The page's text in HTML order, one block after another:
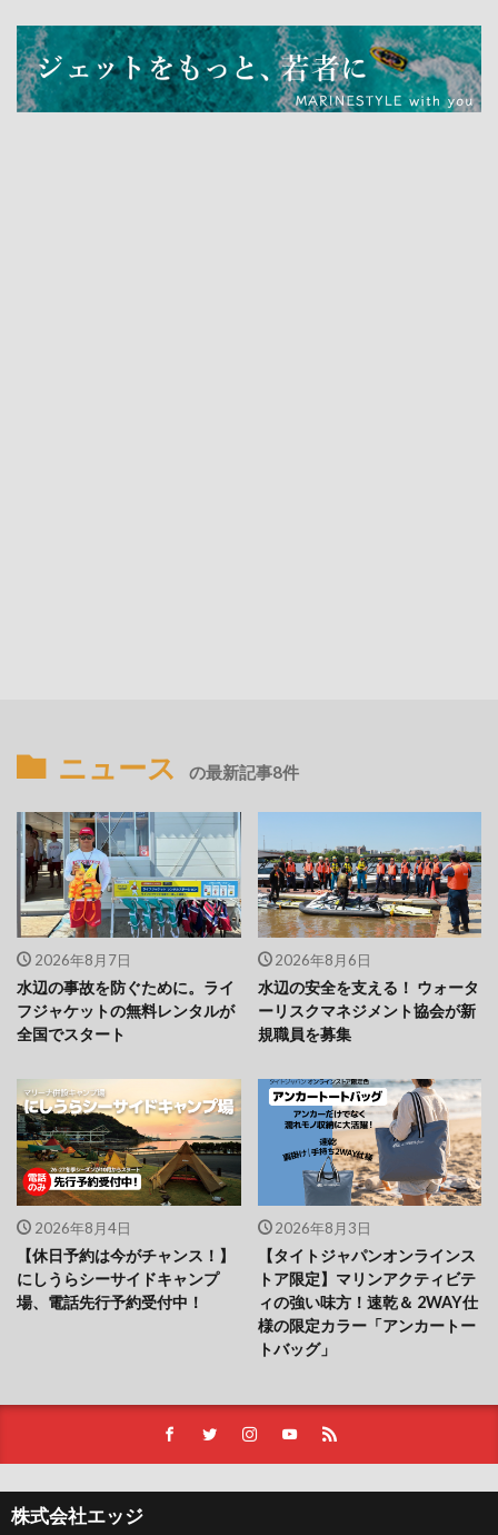
ニュース の最新記事8件
2026年8月7日
水辺の事故を防ぐために。ライ
フジャケットの無料レンタルが
全国でスタート
2026年8月6日
水辺の安全を支える！ ウォータ
ーリスクマネジメント協会が新
規職員を募集
2026年8月4日
【休日予約は今がチャンス！】
にしうらシーサイドキャンプ
場、電話先行予約受付中！
2026年8月3日
【タイトジャパンオンラインス
トア限定】マリンアクティビテ
ィの強い味方！速乾＆ 2WAY仕
様の限定カラー「アンカートー
トバッグ」
株式会社エッジ